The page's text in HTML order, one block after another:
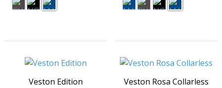
Veston Edition Veston Rosa Collarless